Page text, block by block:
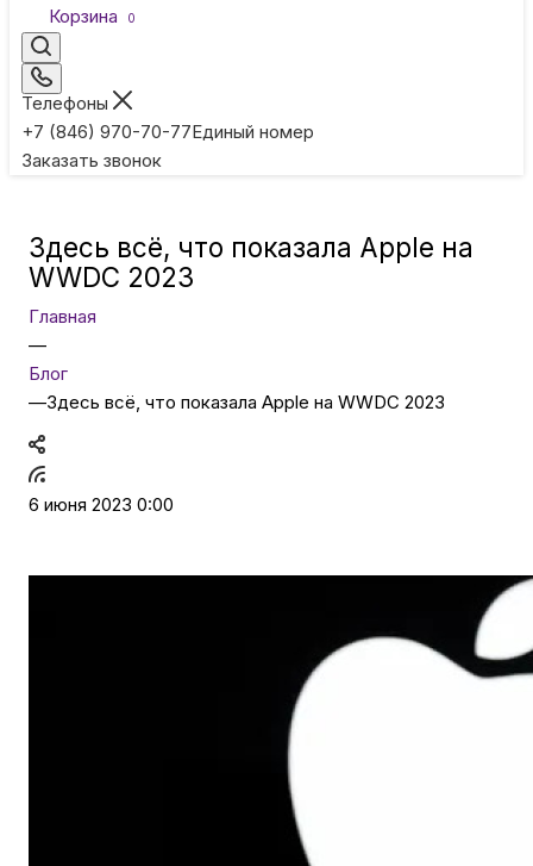
Корзина 0
Телефоны
+7 (846) 970-70-77Единый номер
Заказать звонок
Умные кольца
Туризм и отдых
ТВ и проекторы
Бытовая техника
Красота и здоровье
Сумки и чемоданы
Здесь всё, что показала Apple на
WWDC 2023
Главная
—
Блог
—Здесь всё, что показала Apple на WWDC 2023
6 июня 2023 0:00